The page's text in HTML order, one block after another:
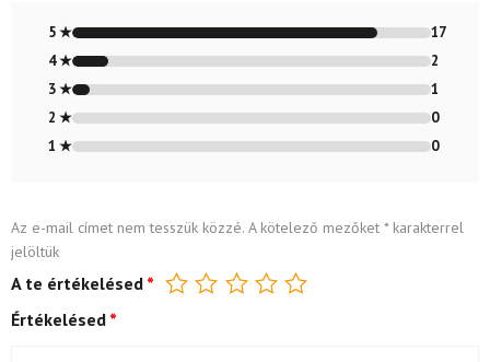
4.8/ 5
5 ★
17
4 ★
2
3 ★
1
2 ★
0
1 ★
0
Az e-mail címet nem tesszük közzé. A kötelező mezőket *karakterrel
jelöltük
A te értékelésed *
Értékelésed *